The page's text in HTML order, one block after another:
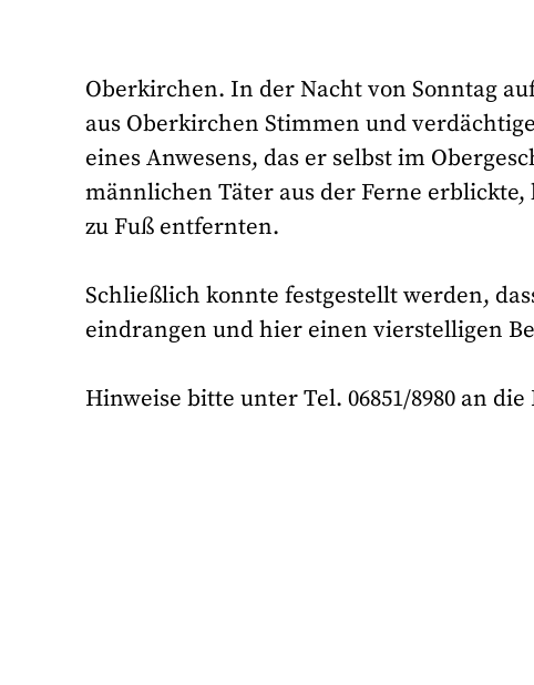
Oberkirchen. In der Nacht von Sonntag
aus Oberkirchen Stimmen und
eines Anwesens, das er selbst im
männlichen Täter aus der Ferne
zu Fuß entfernten.
Schließlich konnte festgestellt werden,
eindrangen und hier einen vierstelligen
Hinweise bitte unter Tel. 06851/8980 an